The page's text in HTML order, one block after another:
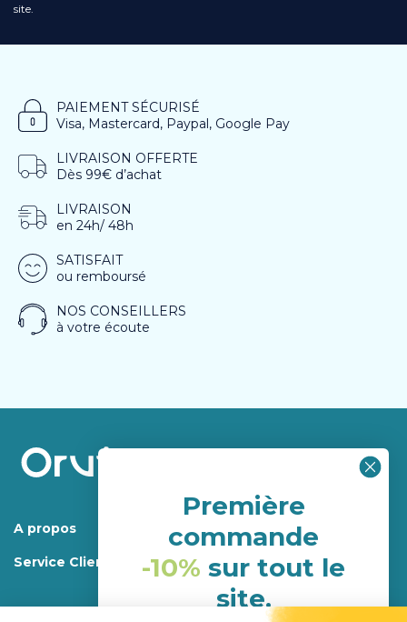
site.
PAIEMENT SÉCURISÉ
Visa, Mastercard, Paypal, Google Pay
LIVRAISON OFFERTE
Dès 99€ d’achat
LIVRAISON
en 24h/ 48h
SATISFAIT
ou remboursé
NOS CONSEILLERS
à votre écoute
A propos
Service Client
Première
commande
-10% sur tout le
site.